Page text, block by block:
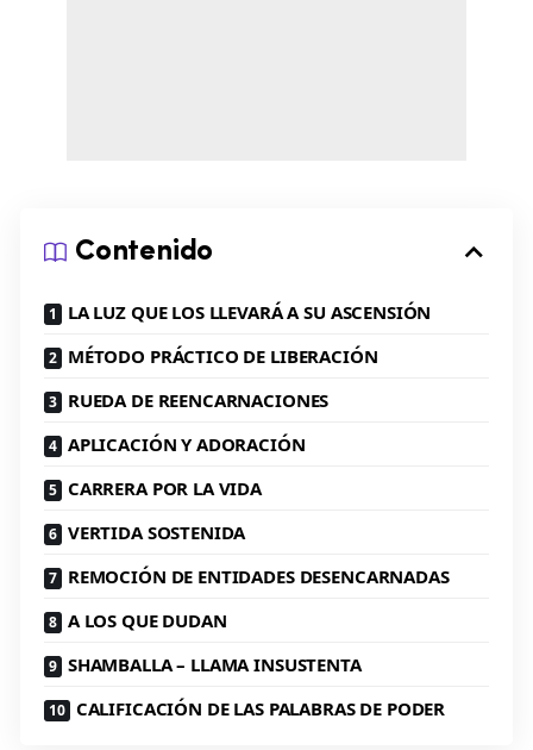
Contenido
LA LUZ QUE LOS LLEVARÁ A SU ASCENSIÓN
MÉTODO PRÁCTICO DE LIBERACIÓN
RUEDA DE REENCARNACIONES
APLICACIÓN Y ADORACIÓN
CARRERA POR LA VIDA
VERTIDA SOSTENIDA
REMOCIÓN DE ENTIDADES DESENCARNADAS
A LOS QUE DUDAN
SHAMBALLA – LLAMA INSUSTENTA
CALIFICACIÓN DE LAS PALABRAS DE PODER